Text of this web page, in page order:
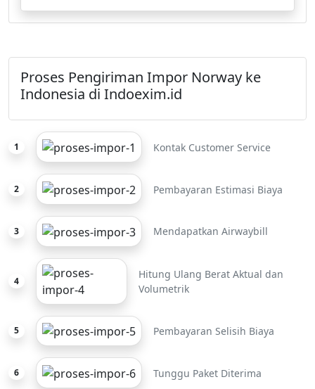
Proses Pengiriman Impor Norway ke
Indonesia di Indoexim.id
1 Kontak Customer Service
2 Pembayaran Estimasi Biaya
3 Mendapatkan Airwaybill
4
Hitung Ulang Berat Aktual dan
Volumetrik
5 Pembayaran Selisih Biaya
6 Tunggu Paket Diterima